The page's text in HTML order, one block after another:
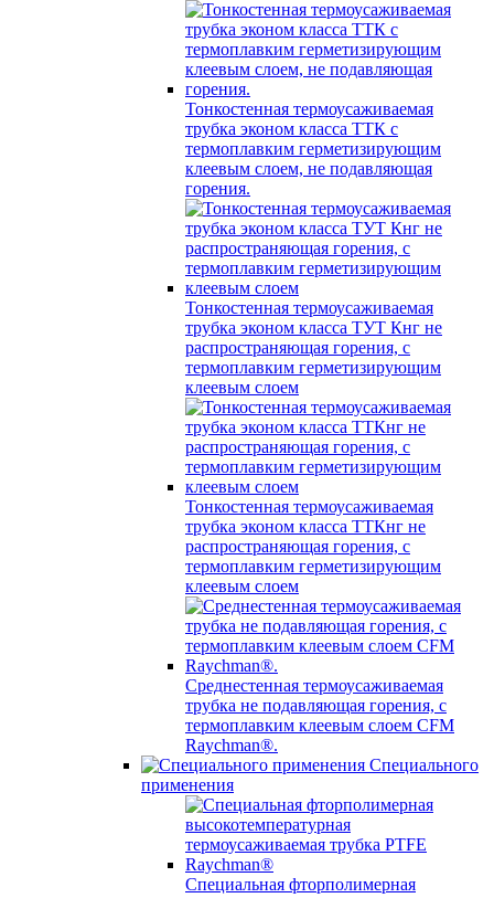
Тонкостенная термоусаживаемая
трубка эконом класса ТТК с
термоплавким герметизирующим
клеевым слоем, не подавляющая
горения.
Тонкостенная термоусаживаемая
трубка эконом класса ТУТ Кнг не
распространяющая горения, с
термоплавким герметизирующим
клеевым слоем
Тонкостенная термоусаживаемая
трубка эконом класса ТТКнг не
распространяющая горения, с
термоплавким герметизирующим
клеевым слоем
Среднестенная термоусаживаемая
трубка не подавляющая горения, с
термоплавким клеевым слоем CFM
Raychman®.
Специального
применения
Специальная фторполимерная